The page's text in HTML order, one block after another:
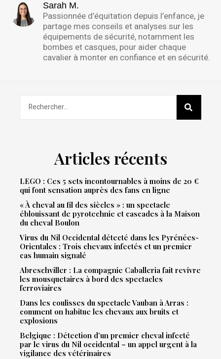
Sarah M.
Passionnée d’équitation depuis l’enfance, je
partage mes conseils et analyses sur les
équipements de sécurité, notamment les
bombes et casques, pour aider chaque
cavalier à monter en confiance et en sécurité.
Articles récents
LEGO : Ces 5 sets incontournables à moins de 20 €
qui font sensation auprès des fans en ligne
« À cheval au fil des siècles » : un spectacle
éblouissant de pyrotechnie et cascades à la Maison
du cheval Boulon
Virus du Nil Occidental détecté dans les Pyrénées-
Orientales : Trois chevaux infectés et un premier
cas humain signalé
Abreschviller : La compagnie Caballeria fait revivre
les mousquetaires à bord des spectacles
ferroviaires
Dans les coulisses du spectacle Vauban à Arras :
comment on habitue les chevaux aux bruits et
explosions
Belgique : Détection d’un premier cheval infecté
par le virus du Nil occidental – un appel urgent à la
vigilance des vétérinaires